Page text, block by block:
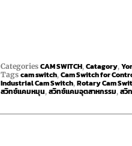
Categories CAM SWITCH,Catagory,
Tags cam switch,Cam Switch for
Industrial Cam Switch,Rotary Cam
สวิทช์แคมหมุน,สวิทช์แคมอุตสาหกรรม,สวิ